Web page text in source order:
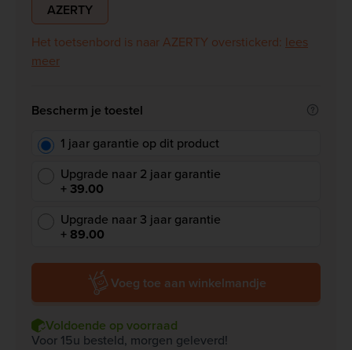
AZERTY
Het toetsenbord is naar AZERTY overstickerd: lees
meer
Bescherm je toestel
1 jaar garantie op dit product
Upgrade naar 2 jaar garantie
+ 39.00
Upgrade naar 3 jaar garantie
+ 89.00
Voeg toe aan winkelmandje
Voldoende op voorraad
Voor 15u besteld, morgen geleverd!